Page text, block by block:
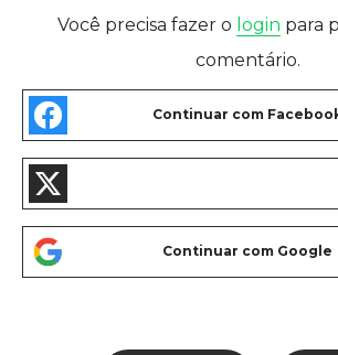
Você precisa fazer o login para
comentário.